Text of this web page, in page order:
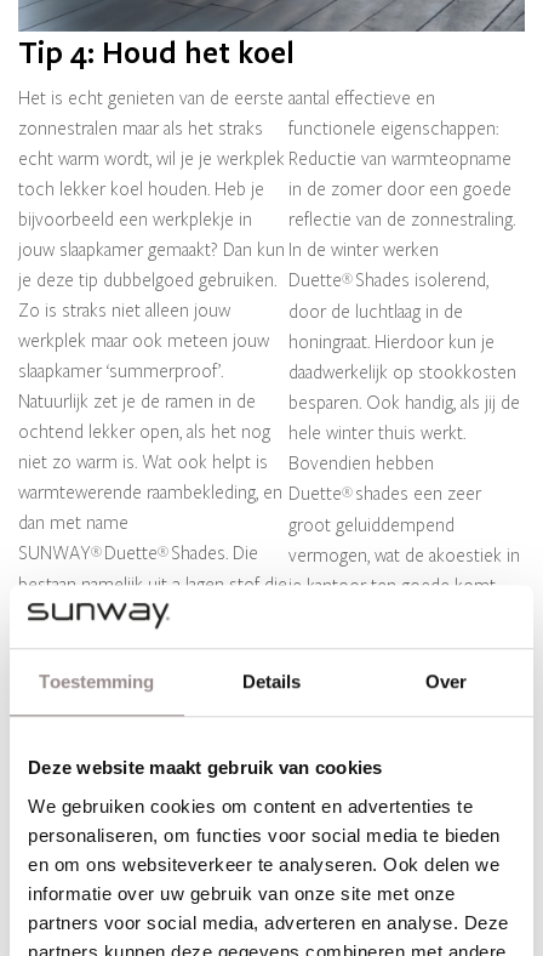
Toestemming Details Over
Deze website maakt gebruik van cookies
We gebruiken cookies om content en advertenties te
personaliseren, om functies voor social media te bieden
en om ons websiteverkeer te analyseren. Ook delen we
informatie over uw gebruik van onze site met onze
partners voor social media, adverteren en analyse. Deze
partners kunnen deze gegevens combineren met andere
Tip 4: Houd het koel
Het is echt genieten van de eerste
zonnestralen maar als het straks
echt warm wordt, wil je je werkplek
toch lekker koel houden. Heb je
bijvoorbeeld een werkplekje in
jouw slaapkamer gemaakt? Dan kun
je deze tip dubbelgoed gebruiken.
Zo is straks niet alleen jouw
werkplek maar ook meteen jouw
slaapkamer ‘summerproof’.
Natuurlijk zet je de ramen in de
ochtend lekker open, als het nog
niet zo warm is. Wat ook helpt is
warmtewerende raambekleding, en
dan met name
SUNWAY® Duette® Shades. Die
bestaan namelijk uit 2 lagen stof die
samen een gesloten
honingraatstructuur vormen. En
dat biedt een
aantal effectieve en
functionele eigenschappen:
Reductie van warmteopname
in de zomer door een goede
reflectie van de zonnestraling.
In de winter werken
Duette®Shades isolerend,
door de luchtlaag in de
honingraat. Hierdoor kun je
daadwerkelijk op stookkosten
besparen. Ook handig, als jij de
hele winter thuis werkt.
Bovendien hebben
Duette®shades een zeer
groot geluiddempend
vermogen, wat de akoestiek in
je kantoor ten goede komt.
gaan met Spotify, tussen je
drukke werkzaamheden door.